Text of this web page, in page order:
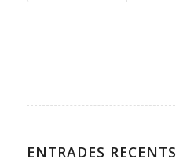
ENTRADES RECENTS